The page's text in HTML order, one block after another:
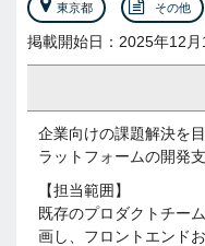
東京都 その他
掲載開始日：2025年12月
企業向けの課題解決を
ラットフォームの開発
【担当範囲】
既存のプロダクトチー
画し、フロントエンド